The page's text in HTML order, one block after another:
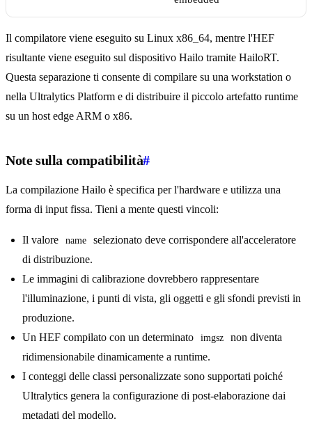
Il compilatore viene eseguito su Linux x86_64, mentre l'HEF
risultante viene eseguito sul dispositivo Hailo tramite HailoRT.
Questa separazione ti consente di compilare su una workstation o
nella Ultralytics Platform e di distribuire il piccolo artefatto runtime
su un host edge ARM o x86.
Note sulla compatibilità#
La compilazione Hailo è specifica per l'hardware e utilizza una
forma di input fissa. Tieni a mente questi vincoli:
Il valore name
selezionato deve corrispondere all'acceleratore
di distribuzione.
Le immagini di calibrazione dovrebbero rappresentare
l'illuminazione, i punti di vista, gli oggetti e gli sfondi previsti in
produzione.
Un HEF compilato con un determinato
imgsz
non diventa
ridimensionabile dinamicamente a runtime.
I conteggi delle classi personalizzate sono supportati poiché
Ultralytics genera la configurazione di post-elaborazione dai
metadati del modello.